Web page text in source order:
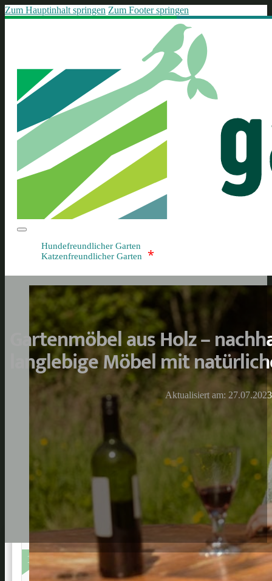
Zum Hauptinhalt springen Zum Footer springen
Hundefreundlicher Garten
Katzenfreundlicher Garten
*
Gartenmöbel aus Holz –
langlebige Möbel mit
Aktualisiert am: 27.07.2023
1
KMH®